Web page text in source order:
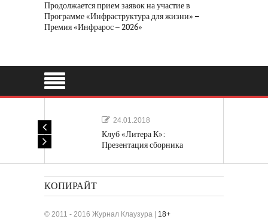
Продолжается прием заявок на участие в
Программе «Инфраструктура для жизни» –
Премия «Инфрарос – 2026»
24.01.2018
Клуб «Литера К»:
Презентация сборника
КОПИРАЙТ
© 2011 - 2016 Журнал Клаузура | 18+